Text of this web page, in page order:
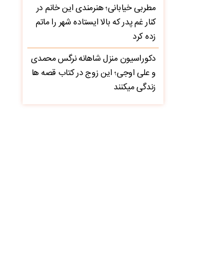
مطربی خیابانی؛ هنرمندی این خانم در
کنار غم پدر که بالا ایستاده شهر را ماتم
زده کرد
دکوراسیون منزل شاهانه نرگس محمدی
و علی اوجی؛ این زوج در کتاب قصه ها
زندگی میکنند